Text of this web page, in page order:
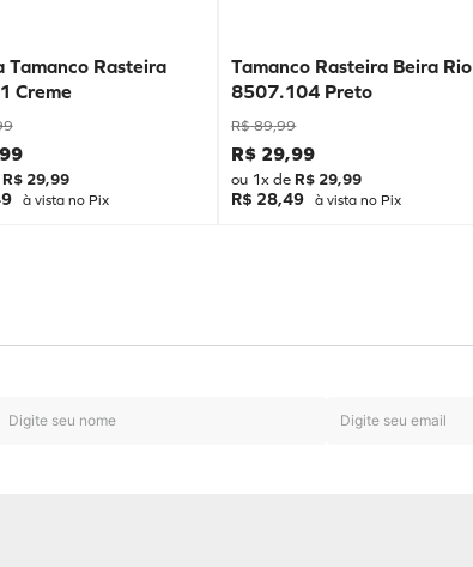
Tamanco Rasteira
Creme
99
R$ 29,99
à vista no Pix
Tamanco Rasteira Beira Rio
8507.104 Preto
R$ 89,99
R$ 29,99
ou 1x de R$ 29,99
R$ 28,49 à vista no Pix